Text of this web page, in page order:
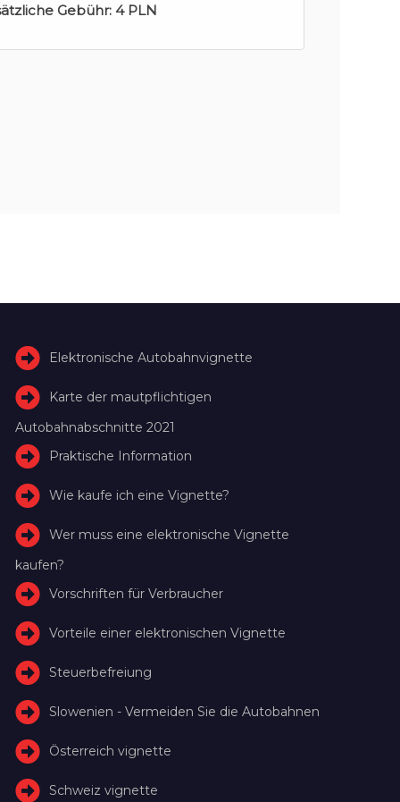
Gebühr: 4 PLN
Elektronische Autobahnvignette
Karte der mautpflichtigen
Autobahnabschnitte 2021
Praktische Information
Wie kaufe ich eine Vignette?
Wer muss eine elektronische Vignette
kaufen?
Vorschriften für Verbraucher
Vorteile einer elektronischen Vignette
Steuerbefreiung
Slowenien - Vermeiden Sie die Autobahnen
Österreich vignette
Schweiz vignette